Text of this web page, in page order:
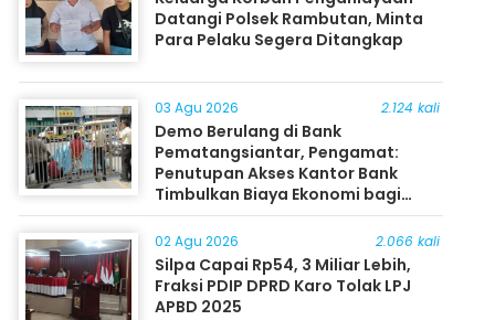
Datangi Polsek Rambutan, Minta
Para Pelaku Segera Ditangkap
03 Agu 2026 2.124 kali
Demo Berulang di Bank
Pematangsiantar, Pengamat:
Penutupan Akses Kantor Bank
Timbulkan Biaya Ekonomi bagi
Masyarakat
02 Agu 2026 2.066 kali
Silpa Capai Rp54, 3 Miliar Lebih,
Fraksi PDIP DPRD Karo Tolak LPJ
APBD 2025